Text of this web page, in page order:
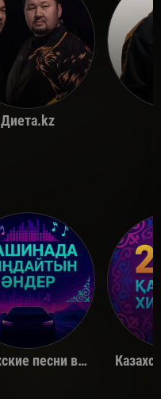
Диета.kz
Казахские песни в машину